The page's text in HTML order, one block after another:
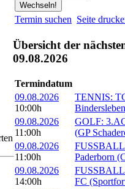
Termin suchen Seite
Übersicht der
09.08.2026
Termindatum
09.08.2026
10:00h
TENNIS:
09.08.2026
11:00h
GOLF:
(GP
09.08.2026
11:00h
Paderborn
09.08.2026
14:00h
FC